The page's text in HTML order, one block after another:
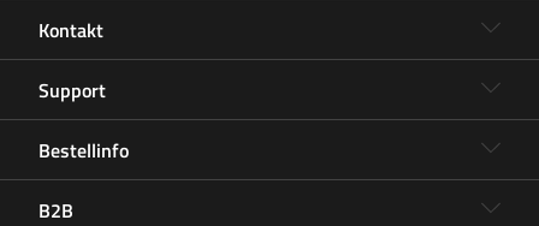
Kontakt
Support
Bestellinfo
B2B